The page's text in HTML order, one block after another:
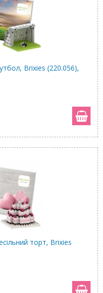
Brixies (220.056),
торт, Brixies